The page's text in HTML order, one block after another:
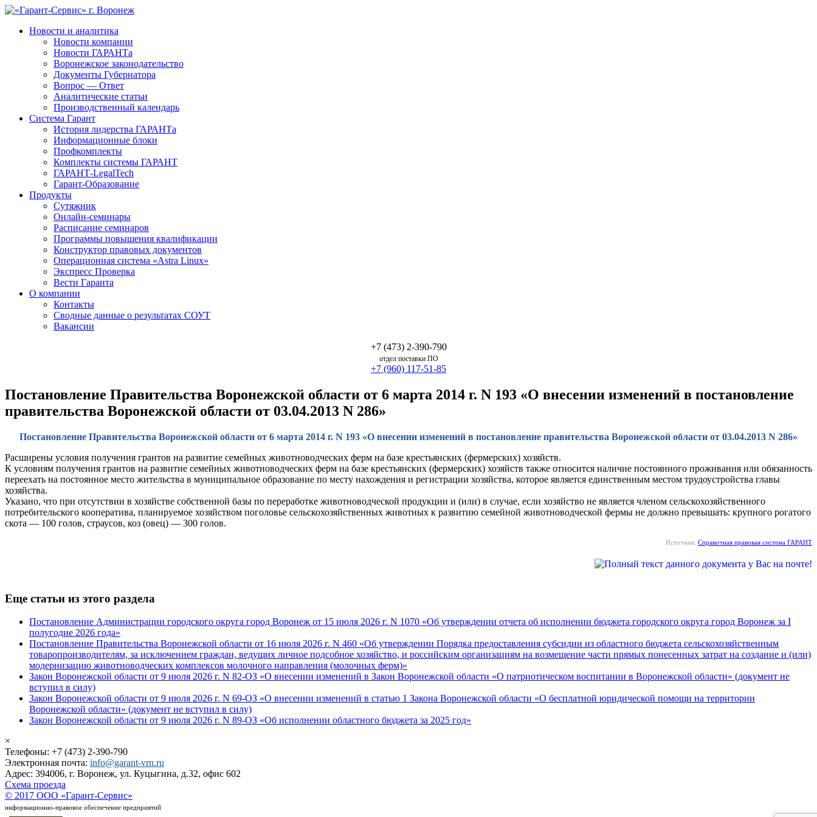
Новости и аналитика
Новости компании
Новости ГАРАНТа
Воронежское законодательство
Документы Губернатора
Вопрос — Ответ
Аналитические статьи
Производственный календарь
Система Гарант
История лидерства ГАРАНТа
Информационные блоки
Профкомплекты
Комплекты системы ГАРАНТ
ГАРАНТ-LegalTech
Гарант-Образование
Продукты
Сутяжник
Онлайн-семинары
Расписание семинаров
Программы повышения квалификации
Конструктор правовых документов
Операционная система «Astra Linux»
Экспресс Проверка
Вести Гаранта
О компании
Контакты
Сводные данные о результатах СОУТ
Вакансии
+7 (473) 2-390-790
отдел поставки ПО
+7 (960) 117-51-85
Постановление Правительства Воронежской области от 6 марта 2014 г. N 193 «О внесении изменений в постановление
правительства Воронежской области от 03.04.2013 N 286»
Постановление Правительства Воронежской области от 6 марта 2014 г. N 193 «О внесении изменений в постановление правительства Воронежской области от 03.04.2013 N 286»
Расширены условия получения грантов на развитие семейных животноводческих ферм на базе крестьянских (фермерских) хозяйств.
К условиям получения грантов на развитие семейных животноводческих ферм на базе крестьянских (фермерских) хозяйств также относится наличие постоянного проживания или обязанность
переехать на постоянное место жительства в муниципальное образование по месту нахождения и регистрации хозяйства, которое является единственным местом трудоустройства главы
хозяйства.
Указано, что при отсутствии в хозяйстве собственной базы по переработке животноводческой продукции и (или) в случае, если хозяйство не является членом сельскохозяйственного
потребительского кооператива, планируемое хозяйством поголовье сельскохозяйственных животных к развитию семейной животноводческой фермы не должно превышать: крупного рогатого
скота — 100 голов, страусов, коз (овец) — 300 голов.
Источник: Справочная правовая система ГАРАНТ
Еще статьи из этого раздела
Постановление Администрации городского округа город Воронеж от 15 июля 2026 г. N 1070 «Об утверждении отчета об исполнении бюджета городского округа город Воронеж за I
полугодие 2026 года»
Постановление Правительства Воронежской области от 16 июля 2026 г. N 460 «Об утверждении Порядка предоставления субсидии из областного бюджета сельскохозяйственным
товаропроизводителям, за исключением граждан, ведущих личное подсобное хозяйство, и российским организациям на возмещение части прямых понесенных затрат на создание и (или)
модернизацию животноводческих комплексов молочного направления (молочных ферм)»
Закон Воронежской области от 9 июля 2026 г. N 82-ОЗ «О внесении изменений в Закон Воронежской области «О патриотическом воспитании в Воронежской области» (документ не
вступил в силу)
Закон Воронежской области от 9 июля 2026 г. N 69-ОЗ «О внесении изменений в статью 1 Закона Воронежской области «О бесплатной юридической помощи на территории
Воронежской области» (документ не вступил в силу)
Закон Воронежской области от 9 июля 2026 г. N 89-ОЗ «Об исполнении областного бюджета за 2025 год»
×
Телефоны: +7 (473) 2-390-790
Электронная почта: info@garant-vrn.ru
Адрес: 394006, г. Воронеж, ул. Куцыгина, д.32, офис 602
Схема проезда
© 2017 ООО «Гарант-Сервис»
информационно-правовое обеспечение предприятий